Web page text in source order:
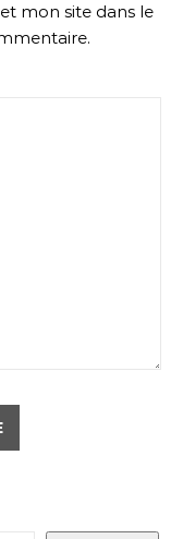
mon site dans le